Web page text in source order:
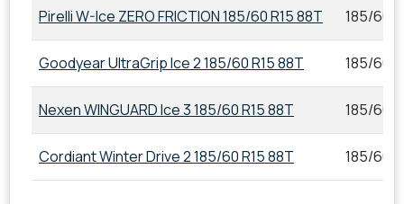
Pirelli W-Ice ZERO FRICTION 185/60 R15 88T 185/60
Goodyear UltraGrip Ice 2 185/60 R15 88T 185/60
Nexen WINGUARD Ice 3 185/60 R15 88T 185/60
Cordiant Winter Drive 2 185/60 R15 88T 185/60